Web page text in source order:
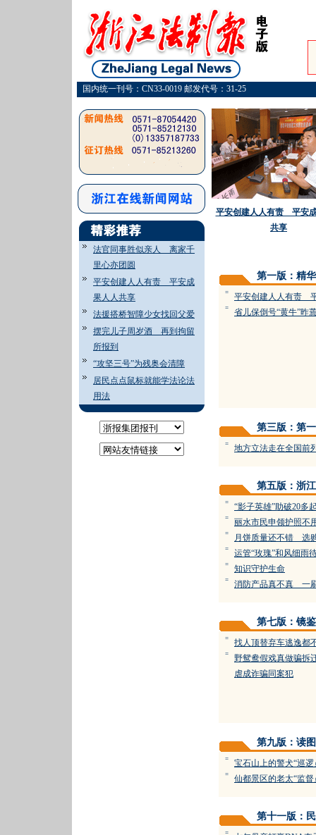
国内统一刊号：CN33-0019 邮发代号：31-25
法官同事胜似亲人 离家千
里心亦团圆
平安创建人人有责 平安成
果人人共享
法援搭桥智障少女找回父爱
摆完儿子周岁酒 再到拘留
所报到
“攻坚三号”为残奥会清障
居民点点鼠标就能学法论法
用法
平安创建人人有责 平安
共享
第一版：精
= 平安创建人人有责
= 省儿保倒号“黄牛”昨
第三版：第
= 地方立法走在全国前
第五版：浙
= “影子英雄”助破20多
= 丽水市民申领护照不
= 月饼质量还不错 选
= 运管“玫瑰”和风细雨
= 知识守护生命
= 消防产品真不真 一
第七版：镜鉴
= 找人顶替弃车逃逸都
=
野鸳鸯假戏真做骗
虐成诈骗同案犯
第九版：读图
= 宝石山上的警犬“巡逻
= 仙都景区的老太“监督
第十一版：
=